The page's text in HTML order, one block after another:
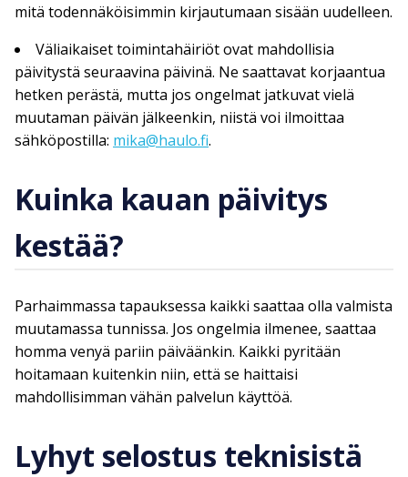
mitä todennäköisimmin kirjautumaan sisään uudelleen.
Väliaikaiset toimintahäiriöt ovat mahdollisia
päivitystä seuraavina päivinä. Ne saattavat korjaantua
hetken perästä, mutta jos ongelmat jatkuvat vielä
muutaman päivän jälkeenkin, niistä voi ilmoittaa
sähköpostilla: mika@haulo.fi.
Kuinka kauan päivitys
kestää?
Parhaimmassa tapauksessa kaikki saattaa olla valmista
muutamassa tunnissa. Jos ongelmia ilmenee, saattaa
homma venyä pariin päiväänkin. Kaikki pyritään
hoitamaan kuitenkin niin, että se haittaisi
mahdollisimman vähän palvelun käyttöä.
Lyhyt selostus teknisistä